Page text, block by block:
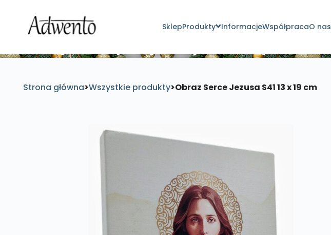
SklepProdukty InformacjeWspółpracaO nas
Strona główna>Wszystkie produkty>Obraz Serce Jezusa S41 13 x 19 cm